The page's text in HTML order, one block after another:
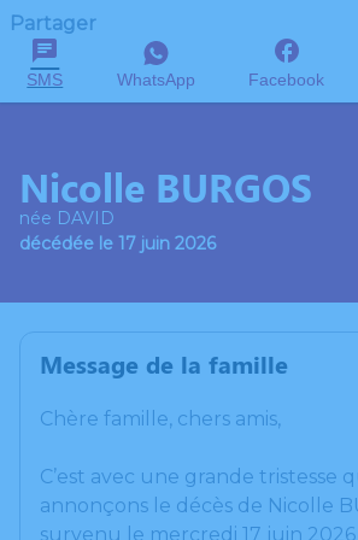
Partager
SMS WhatsApp Facebook
Nicolle BURGOS
née DAVID
décédée le 17 juin 2026
Message de la famille
Chère famille, chers amis,
C’est avec une grande tristesse
annonçons le décès de Nicolle
survenu le mercredi 17 juin 2026